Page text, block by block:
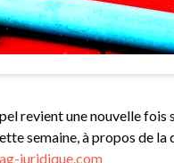
juridique.com
revient une nouvelle
semaine, à propos de la